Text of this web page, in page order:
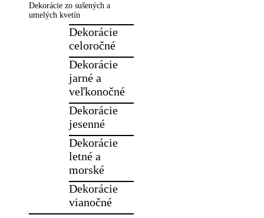
Dekorácie zo sušených a
umelých kvetín
Dekorácie
celoročné
Dekorácie
jarné a
veľkonočné
Dekorácie
jesenné
Dekorácie
letné a
morské
Dekorácie
vianočné